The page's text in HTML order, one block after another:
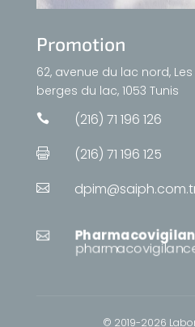
Promotion
62, avenue du lac nord,
berges du lac, 1053 Tunis
 (216) 71 196 126
 (216) 71 196 125


© 2019-2026